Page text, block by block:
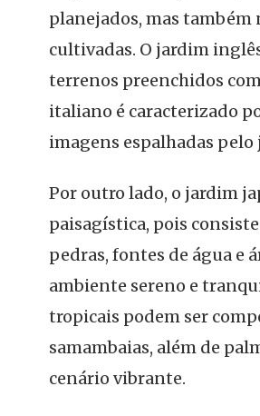
planejados, mas também
cultivadas. O jardim
terrenos preenchidos
italiano é caracterizado
imagens espalhadas pelo
Por outro lado, o jardim
paisagística, pois
pedras, fontes de água e
ambiente sereno e
tropicais podem ser
samambaias, além de
cenário vibrante.